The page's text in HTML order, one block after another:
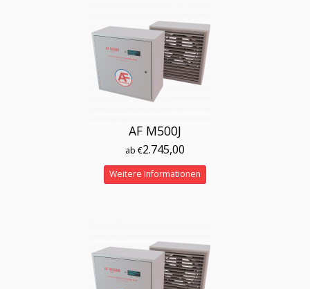
AF M500J
ab €2.745,00
Weitere Informationen